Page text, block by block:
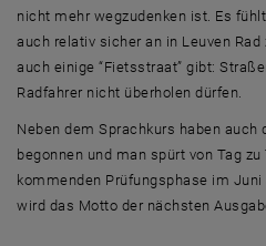
nicht mehr wegzudenken ist. Es
auch relativ sicher an in Leuven
auch einige “Fietsstraat” gibt:
Radfahrer nicht überholen dürfen.
Neben dem Sprachkurs haben auch
begonnen und man spürt von Tag
kommenden Prüfungsphase im
wird das Motto der nächsten